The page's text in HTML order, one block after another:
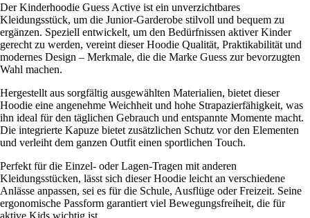
Der Kinderhoodie Guess Active ist ein unverzichtbares
Kleidungsstück, um die Junior-Garderobe stilvoll und bequem zu
ergänzen. Speziell entwickelt, um den Bedürfnissen aktiver Kinder
gerecht zu werden, vereint dieser Hoodie Qualität, Praktikabilität und
modernes Design – Merkmale, die die Marke Guess zur bevorzugten
Wahl machen.
Hergestellt aus sorgfältig ausgewählten Materialien, bietet dieser
Hoodie eine angenehme Weichheit und hohe Strapazierfähigkeit, was
ihn ideal für den täglichen Gebrauch und entspannte Momente macht.
Die integrierte Kapuze bietet zusätzlichen Schutz vor den Elementen
und verleiht dem ganzen Outfit einen sportlichen Touch.
Perfekt für die Einzel- oder Lagen-Tragen mit anderen
Kleidungsstücken, lässt sich dieser Hoodie leicht an verschiedene
Anlässe anpassen, sei es für die Schule, Ausflüge oder Freizeit. Seine
ergonomische Passform garantiert viel Bewegungsfreiheit, die für